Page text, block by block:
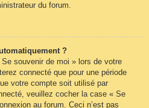
du forum.
?
souvenir de moi » lors de votre
connecté que pour une période
votre compte soit utilisé par
veuillez cocher la case « Se
au forum. Ceci n’est pas